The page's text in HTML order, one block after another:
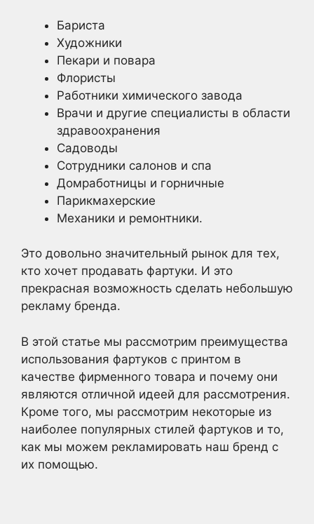
Бариста
Художники
Пекари и повара
Флористы
Работники химического завода
Врачи и другие специалисты в области
здравоохранения
Садоводы
Сотрудники салонов и спа
Домработницы и горничные
Парикмахерские
Механики и ремонтники.
Это довольно значительный рынок для тех,
кто хочет продавать фартуки. И это
прекрасная возможность сделать небольшую
рекламу бренда.
В этой статье мы рассмотрим преимущества
использования фартуков с принтом в
качестве фирменного товара и почему они
являются отличной идеей для рассмотрения.
Кроме того, мы рассмотрим некоторые из
наиболее популярных стилей фартуков и то,
как мы можем рекламировать наш бренд с
их помощью.